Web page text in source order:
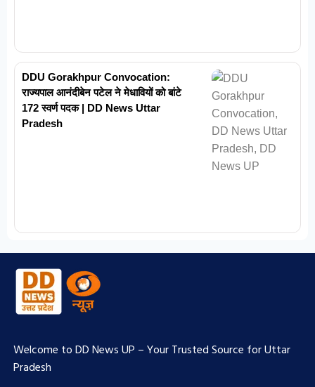
DDU Gorakhpur Convocation:
राज्यपाल आनंदीबेन पटेल ने मेधावियों को बांटे
172 स्वर्ण पदक | DD News Uttar
Pradesh
Welcome to DD News UP – Your Trusted Source for Uttar
Pradesh